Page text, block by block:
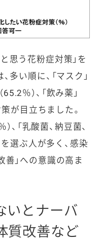
思う花粉症対策」を
多い順に、「マスク」
65.2％）、「飲み薬」
策が目立ちました。
、「乳酸菌、納豆菌、
を選ぶ人が多く、感染
善」への意識の高ま
いとナーバ
質改善など